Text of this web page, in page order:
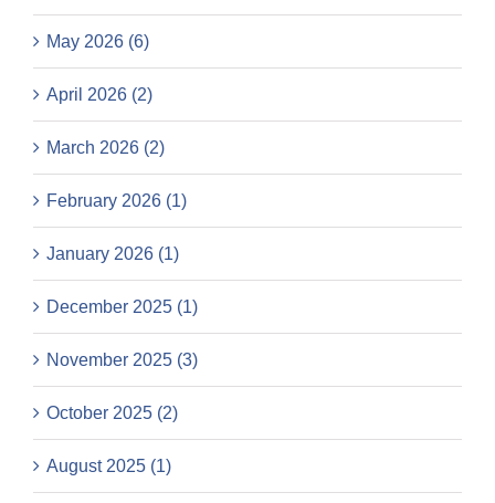
May 2026 (6)
April 2026 (2)
March 2026 (2)
February 2026 (1)
January 2026 (1)
December 2025 (1)
November 2025 (3)
October 2025 (2)
August 2025 (1)